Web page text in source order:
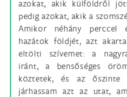
azokat, akik külföldről
pedig azokat, akik a
Amikor néhány perccel
hazátok földjét, azt
eltölti szívemet: a
iránt, a bensőséges
köztetek, és az őszinte
járhassam azt az utat,